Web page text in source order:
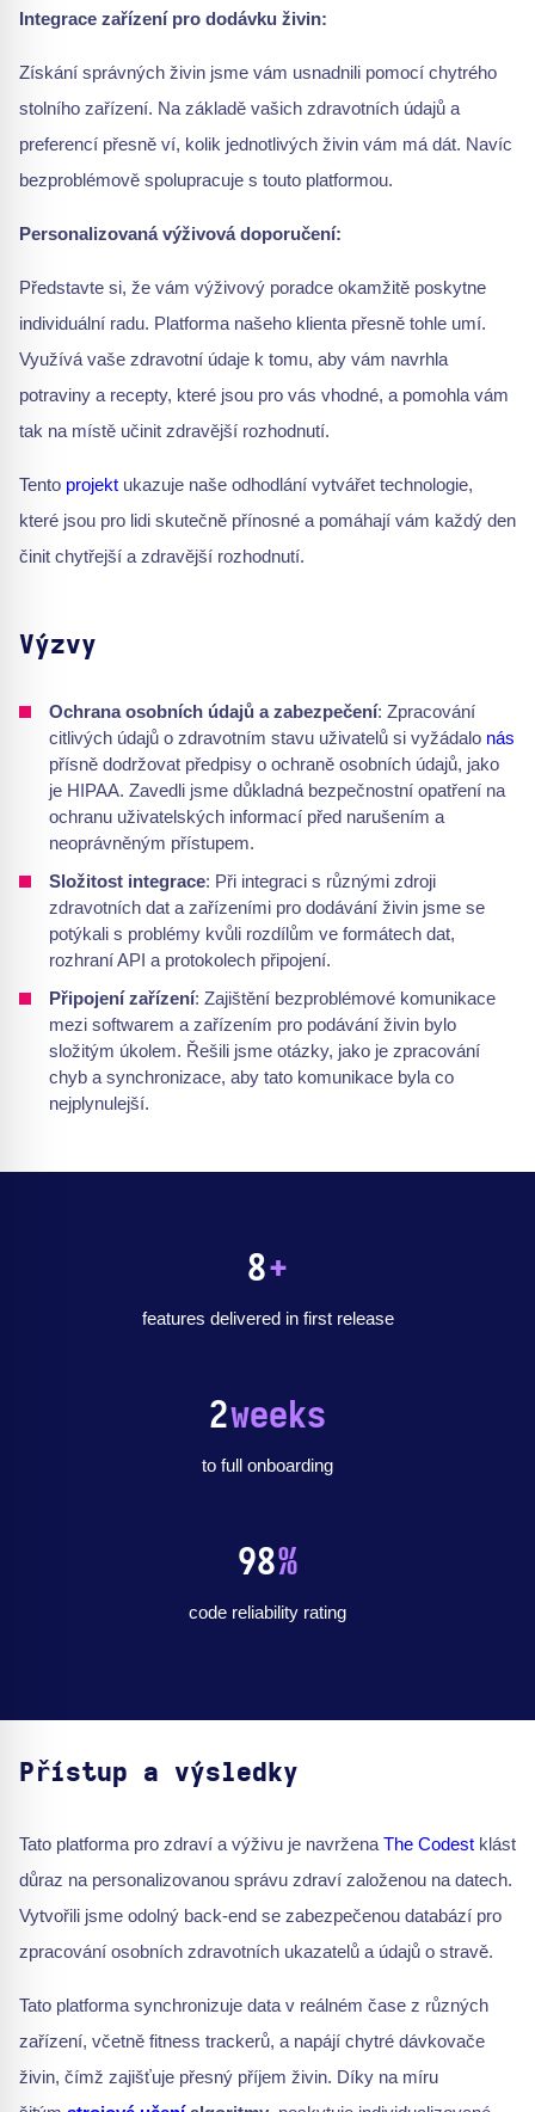
Integrace zařízení pro dodávku živin:
Získání správných živin jsme vám usnadnili pomocí chytrého
stolního zařízení. Na základě vašich zdravotních údajů a
preferencí přesně ví, kolik jednotlivých živin vám má dát. Navíc
bezproblémově spolupracuje s touto platformou.
Personalizovaná výživová doporučení:
Představte si, že vám výživový poradce okamžitě poskytne
individuální radu. Platforma našeho klienta přesně tohle umí.
Využívá vaše zdravotní údaje k tomu, aby vám navrhla
potraviny a recepty, které jsou pro vás vhodné, a pomohla vám
tak na místě učinit zdravější rozhodnutí.
Tento projekt ukazuje naše odhodlání vytvářet technologie,
které jsou pro lidi skutečně přínosné a pomáhají vám každý den
činit chytřejší a zdravější rozhodnutí.
Výzvy
Ochrana osobních údajů a zabezpečení: Zpracování
citlivých údajů o zdravotním stavu uživatelů si vyžádalo nás
přísně dodržovat předpisy o ochraně osobních údajů, jako
je HIPAA. Zavedli jsme důkladná bezpečnostní opatření na
ochranu uživatelských informací před narušením a
neoprávněným přístupem.
Složitost integrace: Při integraci s různými zdroji
zdravotních dat a zařízeními pro dodávání živin jsme se
potýkali s problémy kvůli rozdílům ve formátech dat,
rozhraní API a protokolech připojení.
Připojení zařízení: Zajištění bezproblémové komunikace
mezi softwarem a zařízením pro podávání živin bylo
složitým úkolem. Řešili jsme otázky, jako je zpracování
chyb a synchronizace, aby tato komunikace byla co
nejplynulejší.
8+
features delivered in first release
2weeks
to full onboarding
98%
code reliability rating
Přístup a výsledky
Tato platforma pro zdraví a výživu je navržena The Codest klást
důraz na personalizovanou správu zdraví založenou na datech.
Vytvořili jsme odolný back-end se zabezpečenou databází pro
zpracování osobních zdravotních ukazatelů a údajů o stravě.
Tato platforma synchronizuje data v reálném čase z různých
zařízení, včetně fitness trackerů, a napájí chytré dávkovače
živin, čímž zajišťuje přesný příjem živin. Díky na míru